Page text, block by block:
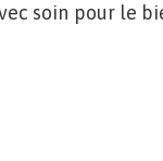
soin pour le